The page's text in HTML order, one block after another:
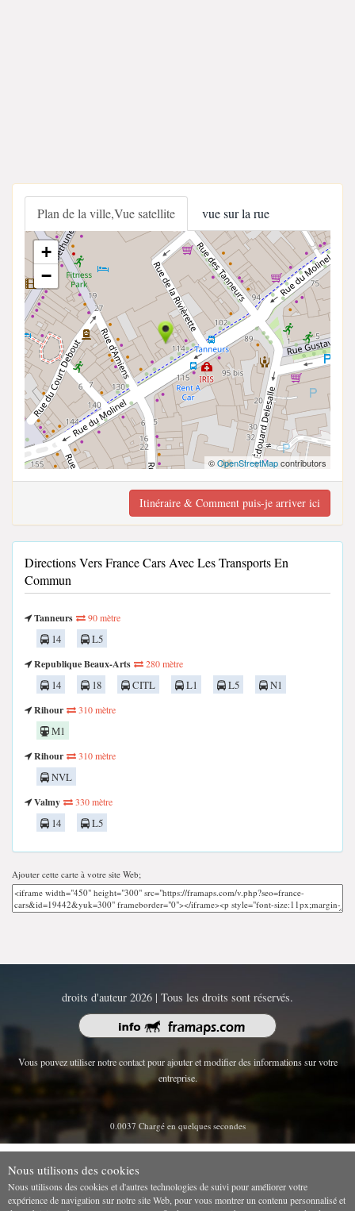
Plan de la ville,Vue satellite vue sur la rue
+
−
©OpenStreetMapcontributors
Itinéraire & Comment puis-je arriver ici
Directions Vers France Cars Avec Les Transports En
Commun
Tanneurs 90 mètre
14
L5
Republique Beaux-Arts
280 mètre
14 18 CITL L1 L5
N1
Rihour
310 mètre
M1
Rihour
310 mètre
NVL
Valmy
330 mètre
14 L5
Ajouter cette carte à votre site Web;
droits d'auteur 2026 | Tous les droits sont réservés.
Vous pouvez utiliser notre contact pour ajouter et modifier des informations sur votre
entreprise.
0.0037 Chargé en quelques secondes
Nous utilisons des cookies
Nous utilisons des cookies et d'autres technologies de suivi pour améliorer votre
expérience de navigation sur notre site Web, pour vous montrer un contenu personnalisé et